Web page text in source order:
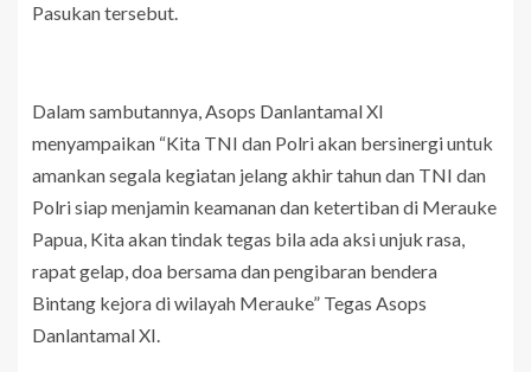
Pasukan tersebut.
Dalam sambutannya, Asops Danlantamal XI
menyampaikan “Kita TNI dan Polri akan bersinergi untuk
amankan segala kegiatan jelang akhir tahun dan TNI dan
Polri siap menjamin keamanan dan ketertiban di Merauke
Papua, Kita akan tindak tegas bila ada aksi unjuk rasa,
rapat gelap, doa bersama dan pengibaran bendera
Bintang kejora di wilayah Merauke” Tegas Asops
Danlantamal XI.